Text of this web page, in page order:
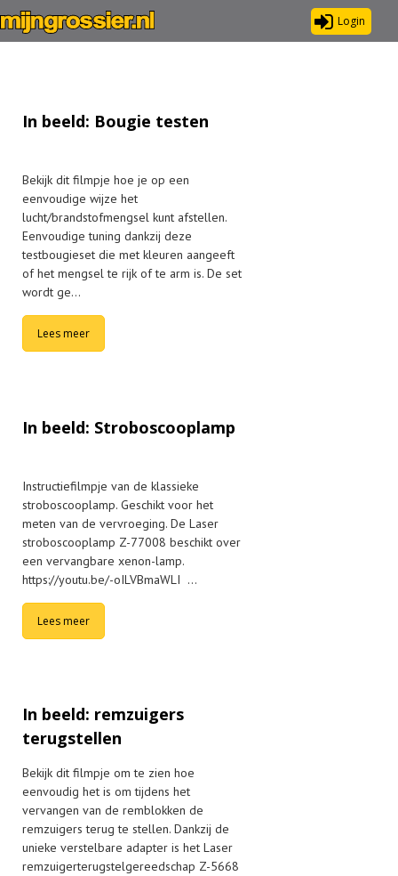
Login
In beeld: Bougie testen
Bekijk dit filmpje hoe je op een
eenvoudige wijze het
lucht/brandstofmengsel kunt afstellen.
Eenvoudige tuning dankzij deze
testbougieset die met kleuren aangeeft
of het mengsel te rijk of te arm is. De set
wordt ge…
Lees meer
In beeld: Stroboscooplamp
Instructiefilmpje van de klassieke
stroboscooplamp. Geschikt voor het
meten van de vervroeging. De Laser
stroboscooplamp Z-77008 beschikt over
een vervangbare xenon-lamp.
https://youtu.be/-oILVBmaWLI …
Lees meer
In beeld: remzuigers
terugstellen
Bekijk dit filmpje om te zien hoe
eenvoudig het is om tijdens het
vervangen van de remblokken de
remzuigers terug te stellen. Dankzij de
unieke verstelbare adapter is het Laser
remzuigerterugstelgereedschap Z-5668